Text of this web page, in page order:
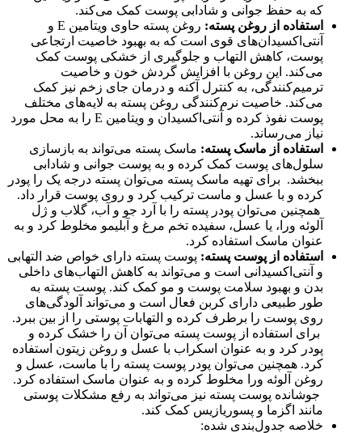
که به حفظ جوانی و شادابی پوست کمک می‌کند.
استفاده از روغن پسته:
روغن پسته حاوی ویتامین E و
آنتی‌اکسیدان‌های قوی است که به بهبود خاصیت ارتجاعی
پوست، کاهش التهاب و جلوگیری از خشکی پوست کمک
می‌کند. این روغن با افزایش گردش خون و خاصیت
ترمیم‌کنندگی، به کنترل آکنه و درمان جای زخم نیز کمک
می‌کند. خاصیت نرم‌کنندگی روغن پسته به لایه‌های مختلف
پوست نفوذ کرده و آنتی‌اکسیدان و ویتامین E را به محل مورد
نیاز می‌رساند.
استفاده از ماسک پسته: ماسک پسته می‌تواند به بازسازی
سلول‌های پوست کمک کرده و به پوست جوانی و شادابی
ببخشد. برای تهیه ماسک پسته می‌توان پسته درجه یک را پودر
کرده و با عسل و ماست ترکیب کرد و روی پوست قرار داد.
همچنین می‌توان پودر پسته را با آرد جو و آب، گلاب و ژل
آلوئه ورا، یا عسل، سفیده تخم مرغ و آبلیمو مخلوط کرد و به
عنوان ماسک استفاده کرد.
استفاده از پوست پسته: پوست پسته دارای خواص ضد التهابی
و آنتی‌اکسیدانی است و می‌تواند به کاهش التهاب‌های داخلی
بدن و بهبود سلامت پوست و مو کمک کند. پوست پسته به
طور طبیعی دارای کربن فعال است و می‌تواند آلودگی‌های
روی پوست را برطرف کرده و التهابات پوستی را از بین ببرد.
برای استفاده از پوست پسته می‌توان آن را خشک کرده و
پودر کرد و به عنوان اسکراب با عسل و روغن زیتون استفاده
کرد. همچنین می‌توان پودر پوست پسته را با ماست، عسل و
روغن آلوئه ورا مخلوط کرده و به عنوان ماسک استفاده کرد.
جوشانده پوست پسته نیز می‌تواند به رفع مشکلات پوستی
مانند اگزما و پسوریازیس کمک کند.
خلاصه جدول‌بندی شده: